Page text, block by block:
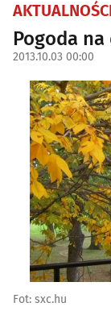
Pogoda
2013.10.03 00:00
Fot: sxc.hu